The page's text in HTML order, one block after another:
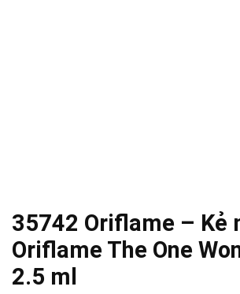
35742 Oriflame – Kẻ
Oriflame The One
2.5 ml